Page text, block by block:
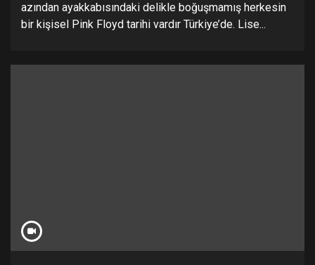
azından ayakkabısındaki delikle boğuşmamış herkesin
bir kişisel Pink Floyd tarihi vardır Türkiye’de. Lise...